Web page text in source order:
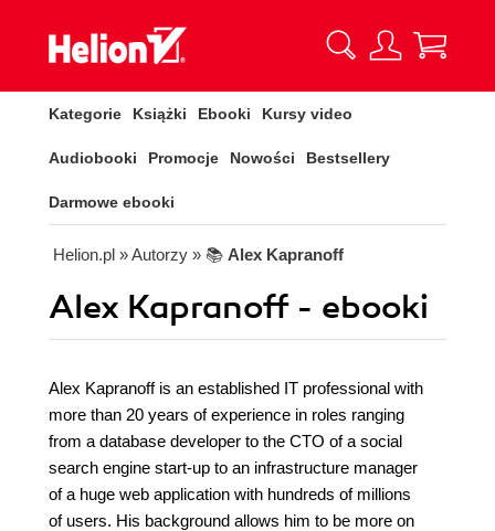
Kategorie Książki Ebooki Kursy video
Audiobooki Promocje Nowości Bestsellery
Darmowe ebooki
Helion.pl » Autorzy » 📚 Alex Kapranoff
Alex Kapranoff - ebooki
Alex Kapranoff is an established IT professional with
more than 20 years of experience in roles ranging
from a database developer to the CTO of a social
search engine start-up to an infrastructure manager
of a huge web application with hundreds of millions
of users. His background allows him to be more on